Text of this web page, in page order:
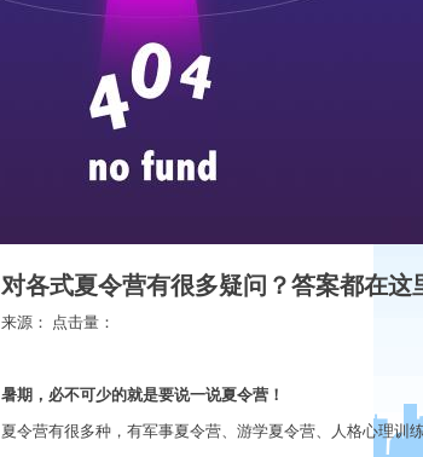
对各式夏令营有很多疑问？答案都在这
来源： 点击量：
暑期，必不可少的就是要说一说夏令营！
夏令营有很多种，有军事夏令营、游学夏令营、人格心理训